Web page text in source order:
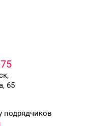
65
подрядчиков